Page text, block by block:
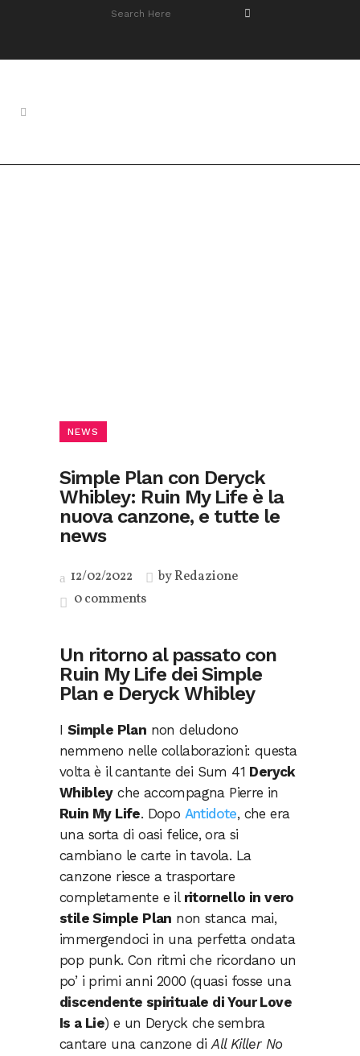
NEWS
Simple Plan con Deryck
Whibley: Ruin My Life è la
nuova canzone, e tutte le
news
12/02/2022 byRedazione
0 comments
Un ritorno al passato con
Ruin My Life dei Simple
Plan e Deryck Whibley
I Simple Plan non deludono
nemmeno nelle collaborazioni: questa
volta è il cantante dei Sum 41 Deryck
Whibleyche accompagna Pierre in
Ruin My Life. Dopo Antidote, che era
una sorta di oasi felice, ora si
cambiano le carte in tavola. La
canzone riesce a trasportare
completamente e il ritornello in vero
stile Simple Plan non stanca mai,
immergendoci in una perfetta ondata
pop punk. Con ritmi che ricordano un
po’ i primi anni 2000 (quasi fosse una
discendente spirituale di Your Love
Is a Lie) e un Deryck che sembra
cantare una canzone diAll Killer No